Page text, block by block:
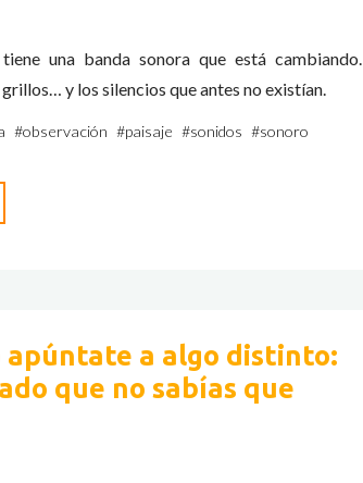
una banda sonora que está cambiando.
y los silencios que antes no existían.
#observación #paisaje #sonidos #sonoro
apúntate a algo distinto:
que no sabías que